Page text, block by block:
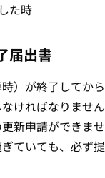
た時
届出書
）が終了してか
ければなりませ
新申請ができま
ていても、必ず